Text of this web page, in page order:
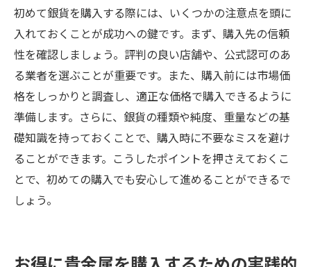
初めて銀貨を購入する際には、いくつかの注意点を頭に
入れておくことが成功への鍵です。まず、購入先の信頼
性を確認しましょう。評判の良い店舗や、公式認可のあ
る業者を選ぶことが重要です。また、購入前には市場価
格をしっかりと調査し、適正な価格で購入できるように
準備します。さらに、銀貨の種類や純度、重量などの基
礎知識を持っておくことで、購入時に不要なミスを避け
ることができます。こうしたポイントを押さえておくこ
とで、初めての購入でも安心して進めることができるで
しょう。